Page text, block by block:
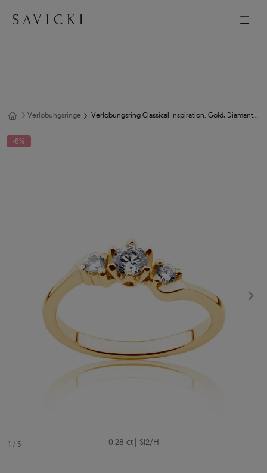
Verlobungsringe Verlobungsring Classical Inspiration: Gold, Diamanten
1 / 5
-8%
0.28 ct | SI2/H